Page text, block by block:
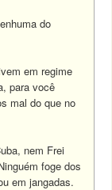
do
em regime
para você
mal do que no
nem Frei
foge dos
em jangadas.